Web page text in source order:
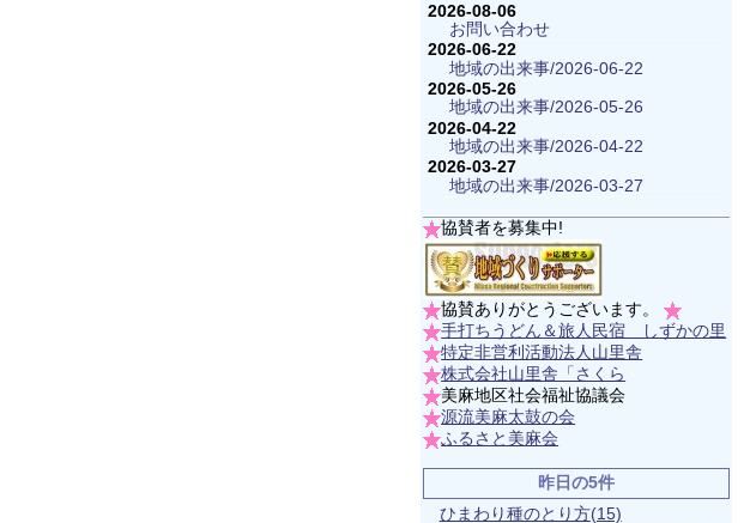
2026-08-06
お問い合わせ
2026-06-22
地域の出来事/2026-06-22
2026-05-26
地域の出来事/2026-05-26
2026-04-22
地域の出来事/2026-04-22
2026-03-27
地域の出来事/2026-03-27
協賛者を募集中!
協賛ありがとうございます。
手打ちうどん＆旅人民宿 しずかの里
特定非営利活動法人山里舎
株式会社山里舎「さくら
美麻地区社会福祉協議会
源流美麻太鼓の会
ふるさと美麻会
昨日の5件
ひまわり種のとり方(15)